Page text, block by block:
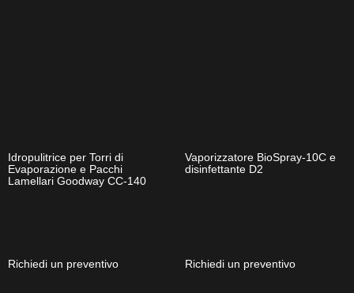
Idropulitrice per Torri di
Evaporazione e Pacchi
Lamellari Goodway CC-140
Richiedi un preventivo
Vaporizzatore BioSpray-10C e
disinfettante D2
Richiedi un preventivo